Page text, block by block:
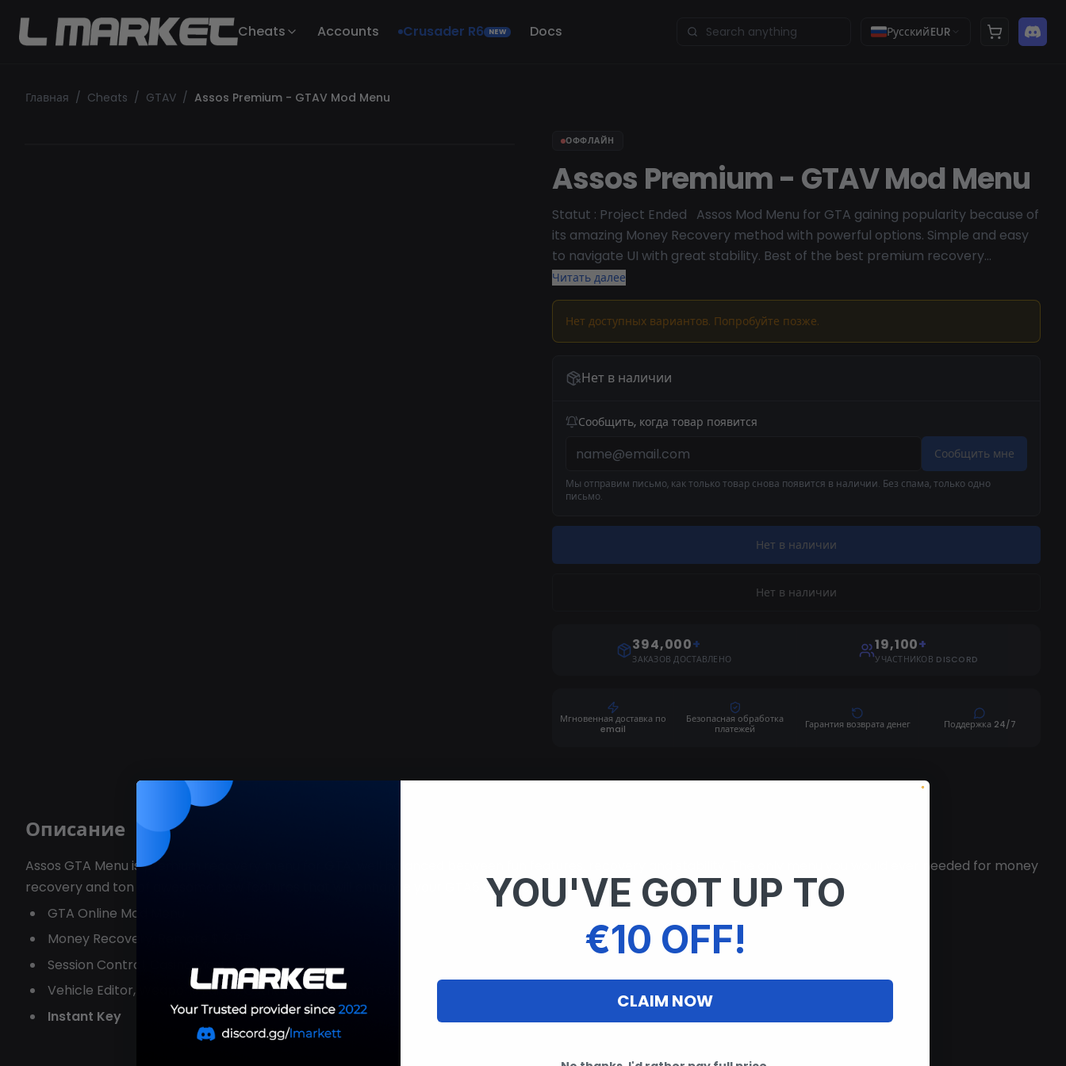
Cheats Accounts Crusader R6 NEW Docs РусскийEUR
Главная / Cheats / GTAV / Assos Premium - GTAV Mod Menu
ОФФЛАЙН
Assos Premium - GTAV Mod Menu
Statut : Project Ended Assos Mod Menu for GTA gaining popularity because of
its amazing Money Recovery method with powerful options. Simple and easy
to navigate UI with great stability. Best of the best premium recovery
menu for GTA online.
Читать далее
Нет доступных вариантов. Попробуйте позже.
Нет в наличии
Сообщить, когда товар появится
Сообщить мне
Мы отправим письмо, как только товар снова появится в наличии. Без спама, только одно
письмо.
Нет в наличии
Нет в наличии
394,000+
ЗАКАЗОВ ДОСТАВЛЕНО
19,100+
УЧАСТНИКОВ DISCORD
Мгновенная доставка по
email
Безопасная обработка
платежей
Гарантия возврата денег Поддержка 24/7
Описание
Assos GTA Menu is premium recovery menu for GTA, well balanced between fun features, recovery and stability. The only menu you would ever needed for money
recovery and ton of awesome new features that will enhance your GTA5 experience.
GTA Online Mod Menu
Money Recovery, Remote $ & RP
Session Control, Casino Mastermind,
Vehicle Editor, Weapons Editor, Outfit Editor, Custom GUI
Instant Key
YOU'VE GOT UP TO
€10 OFF!
CLAIM NOW